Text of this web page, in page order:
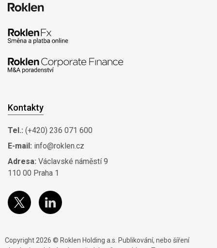
Kontakty
Tel.: (+420) 236 071 600
E-mail: info@roklen.cz
Adresa: Václavské náměstí 9
110 00 Praha 1
Copyright 2026 © Roklen Holding a.s. Publikování, nebo šíření